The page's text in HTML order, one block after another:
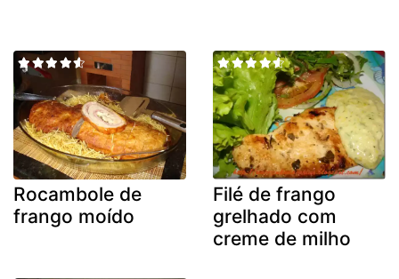
Rocambole de
frango moído
Filé de frango
grelhado com
creme de milho